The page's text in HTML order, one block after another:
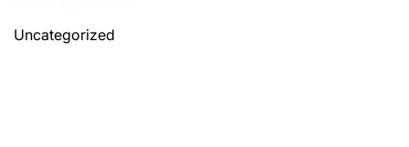
Uncategorized